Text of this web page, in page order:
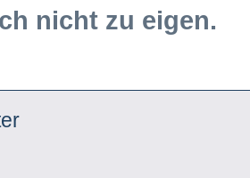
nicht zu eigen.